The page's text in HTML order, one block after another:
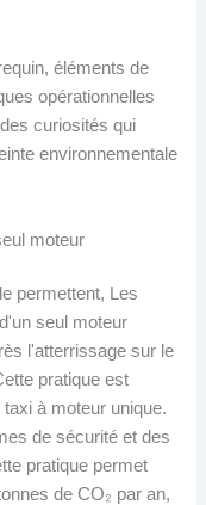
éléments de
opérationnelles
curiosités qui
environnementale
moteur
permettent, Les
seul moteur
l'atterrissage sur le
pratique est
à moteur unique.
de sécurité et des
pratique permet
de CO₂ par an,